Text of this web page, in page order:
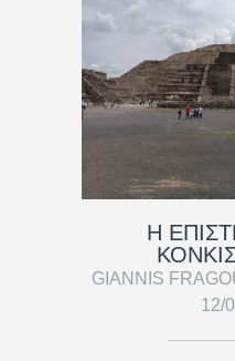
Η
GIANNIS
12/